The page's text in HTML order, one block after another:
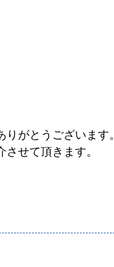
がとうございます。
せて頂きます。